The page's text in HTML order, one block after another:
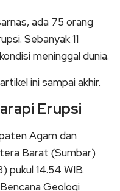
ada 75 orang
Sebanyak 11
meninggal dunia.
ini sampai akhir.
Erupsi
Agam dan
Barat (Sumbar)
pukul 14.54 WIB.
Geologi